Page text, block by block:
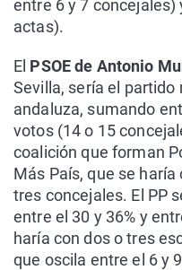
entre 6 y 7 concejales)
actas).
El PSOE de Antonio
Sevilla, sería el partido
andaluza, sumando
votos (14 o 15
coalición que forman
Más País, que se haría
tres concejales. El PP
entre el 30 y 36% y
haría con dos o tres
que oscila entre el 6 y